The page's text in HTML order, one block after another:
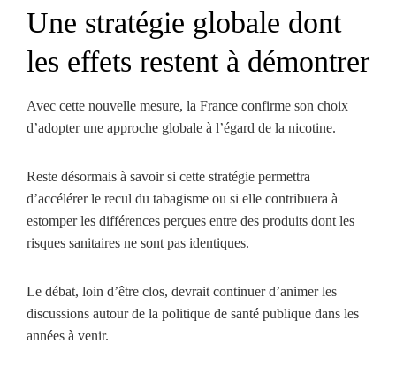
Une stratégie globale dont
les effets restent à démontrer
Avec cette nouvelle mesure, la France confirme son choix
d’adopter une approche globale à l’égard de la nicotine.
Reste désormais à savoir si cette stratégie permettra
d’accélérer le recul du tabagisme ou si elle contribuera à
estomper les différences perçues entre des produits dont les
risques sanitaires ne sont pas identiques.
Le débat, loin d’être clos, devrait continuer d’animer les
discussions autour de la politique de santé publique dans les
années à venir.